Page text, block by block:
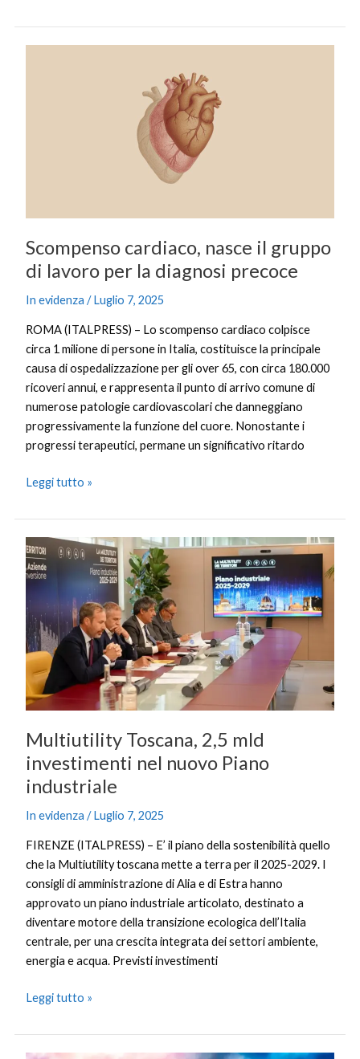
Scompenso cardiaco, nasce il gruppo
di lavoro per la diagnosi precoce
In evidenza /Luglio 7, 2025
ROMA (ITALPRESS) – Lo scompenso cardiaco colpisce
circa 1 milione di persone in Italia, costituisce la principale
causa di ospedalizzazione per gli over 65, con circa 180.000
ricoveri annui, e rappresenta il punto di arrivo comune di
numerose patologie cardiovascolari che danneggiano
progressivamente la funzione del cuore. Nonostante i
progressi terapeutici, permane un significativo ritardo
precoce
Leggi tutto »
Multiutility Toscana, 2,5 mld
investimenti nel nuovo Piano
industriale
In evidenza /Luglio 7, 2025
FIRENZE (ITALPRESS) – E’ il piano della sostenibilità quello
che la Multiutility toscana mette a terra per il 2025-2029. I
consigli di amministrazione di Alia e di Estra hanno
approvato un piano industriale articolato, destinato a
diventare motore della transizione ecologica dell’Italia
centrale, per una crescita integrata dei settori ambiente,
energia e acqua. Previsti investimenti
Multiutility
Toscana,
2,5
mld
investimenti
nel
nuovo
Piano
industriale
Leggi tutto »